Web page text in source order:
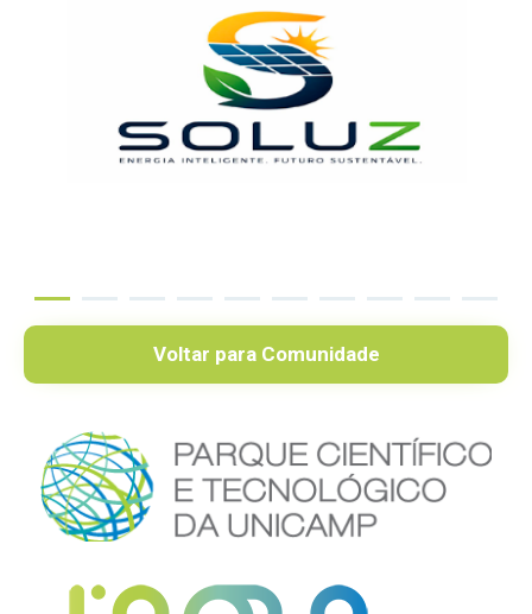
Voltar para Comunidade